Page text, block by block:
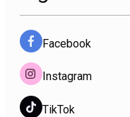
Facebook
Instagram
TikTok